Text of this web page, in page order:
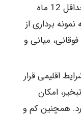
میانگین قابل اطمینان می بایست حداقل 12 ماه
برداری از
میانی و
اقلیمی قرار
امکان
همچنین کم و